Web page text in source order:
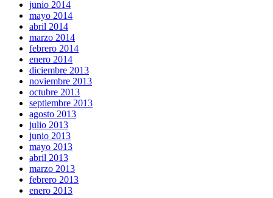
junio 2014
mayo 2014
abril 2014
marzo 2014
febrero 2014
enero 2014
diciembre 2013
noviembre 2013
octubre 2013
septiembre 2013
agosto 2013
julio 2013
junio 2013
mayo 2013
abril 2013
marzo 2013
febrero 2013
enero 2013